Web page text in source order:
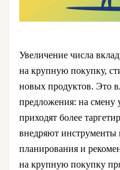
Увеличение числа
на крупную покупку,
новых продуктов. Это
предложения: на смену
приходят более
внедряют
планирования и
на крупную покупку